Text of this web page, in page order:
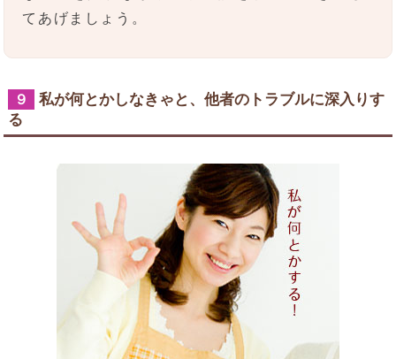
てあげましょう。
９
私が何とかしなきゃと、他者のトラブルに深入りす
る